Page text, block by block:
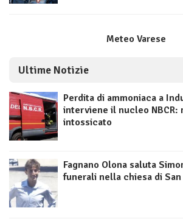
Meteo Varese
Ultime Notizie
Perdita di ammoniaca a
interviene il nucleo NBCR:
intossicato
Fagnano Olona saluta
funerali nella chiesa di San